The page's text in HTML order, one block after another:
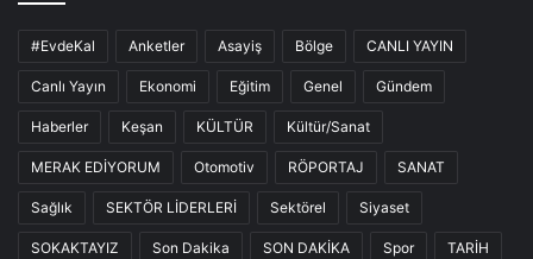
#EvdeKal Anketler Asayiş Bölge CANLI YAYIN
Canlı Yayın Ekonomi Eğitim Genel Gündem
Haberler Keşan KÜLTÜR Kültür/Sanat
MERAK EDİYORUM Otomotiv RÖPORTAJ SANAT
Sağlık SEKTÖR LİDERLERİ Sektörel Siyaset
SOKAKTAYIZ Son Dakika SON DAKİKA Spor TARİH